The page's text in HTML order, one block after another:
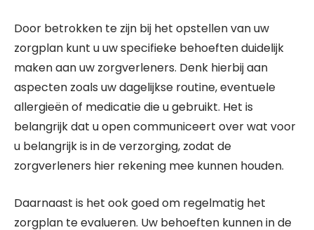
Door betrokken te zijn bij het opstellen van uw
zorgplan kunt u uw specifieke behoeften duidelijk
maken aan uw zorgverleners. Denk hierbij aan
aspecten zoals uw dagelijkse routine, eventuele
allergieën of medicatie die u gebruikt. Het is
belangrijk dat u open communiceert over wat voor
u belangrijk is in de verzorging, zodat de
zorgverleners hier rekening mee kunnen houden.
Daarnaast is het ook goed om regelmatig het
zorgplan te evalueren. Uw behoeften kunnen in de